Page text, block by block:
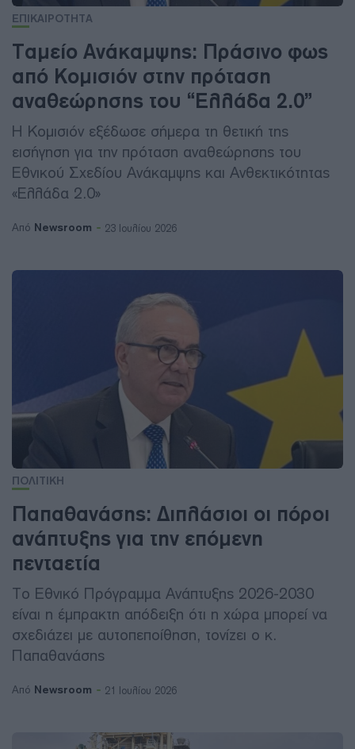
ΕΠΙΚΑΙΡΟΤΗΤΑ
Ταμείο Ανάκαμψης: Πράσινο φως
από Κομισιόν στην πρόταση
αναθεώρησης του “Ελλάδα 2.0”
Η Κομισιόν εξέδωσε σήμερα τη θετική της
εισήγηση για την πρόταση αναθεώρησης του
Εθνικού Σχεδίου Ανάκαμψης και Ανθεκτικότητας
«Ελλάδα 2.0»
Από Newsroom 23 Ιουλίου 2026
ΠΟΛΙΤΙΚΗ
Παπαθανάσης: Διπλάσιοι οι πόροι
ανάπτυξης για την επόμενη
πενταετία
Το Εθνικό Πρόγραμμα Ανάπτυξης 2026-2030
είναι η έμπρακτη απόδειξη ότι η χώρα μπορεί να
σχεδιάζει με αυτοπεποίθηση, τονίζει ο κ.
Παπαθανάσης
Από Newsroom 21 Ιουλίου 2026